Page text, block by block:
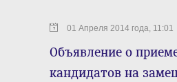
01 Апреля 2014 года, 11:01
Объявление о
кандидатов на